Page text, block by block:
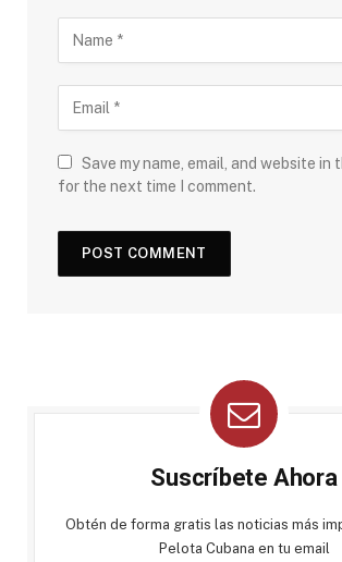
Save my name, email, and website in
for the next time I comment.
Suscríbete Ahora
Obtén de forma gratis las noticias más
Pelota Cubana en tu email